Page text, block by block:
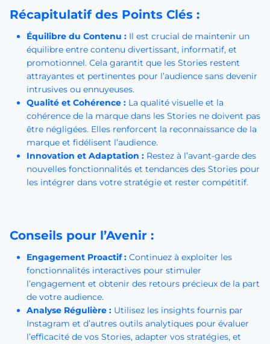
Récapitulatif des Points Clés :
Équilibre du Contenu : Il est crucial de maintenir un
équilibre entre contenu divertissant, informatif, et
promotionnel. Cela garantit que les Stories restent
attrayantes et pertinentes pour l’audience sans devenir
intrusives ou ennuyeuses.
Qualité et Cohérence : La qualité visuelle et la
cohérence de la marque dans les Stories ne doivent pas
être négligées. Elles renforcent la reconnaissance de la
marque et fidélisent l’audience.
Innovation et Adaptation : Restez à l’avant-garde des
nouvelles fonctionnalités et tendances des Stories pour
les intégrer dans votre stratégie et rester compétitif.
Conseils pour l’Avenir :
Engagement Proactif : Continuez à exploiter les
fonctionnalités interactives pour stimuler
l’engagement et obtenir des retours précieux de la part
de votre audience.
Analyse Régulière : Utilisez les insights fournis par
Instagram et d’autres outils analytiques pour évaluer
l’efficacité de vos Stories, adapter vos stratégies, et